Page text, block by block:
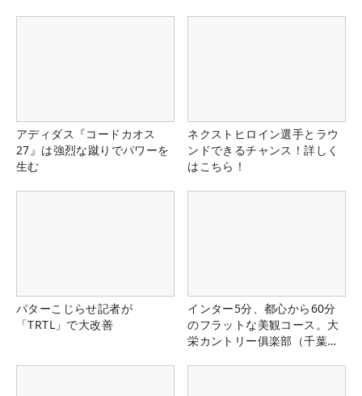
アディダス『コードカオス
27』は強烈な蹴りでパワーを
生む
ネクストヒロイン選手とラウ
ンドできるチャンス！詳しく
はこちら！
パターこじらせ記者が
「TRTL」で大改善
インター5分、都心から60分
のフラットな美観コース。大
栄カントリー俱楽部（千葉